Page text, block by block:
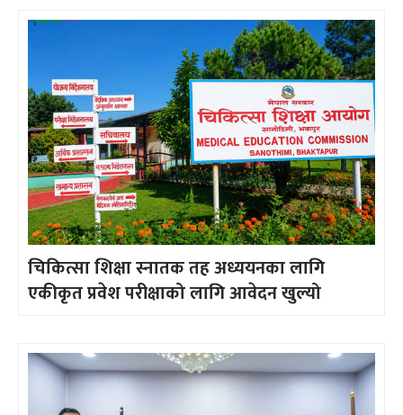
चिकित्सा शिक्षा स्नातक तह अध्ययनका लागि
एकीकृत प्रवेश परीक्षाको लागि आवेदन खुल्यो